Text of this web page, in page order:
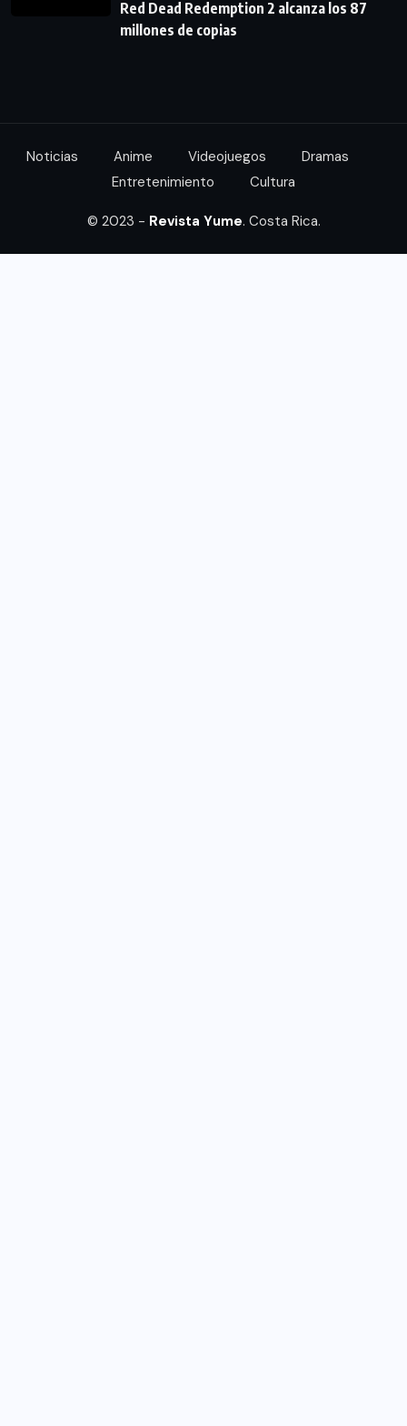
Red Dead Redemption 2 alcanza los 87
millones de copias
Noticias Anime Videojuegos
Dramas
Entretenimiento
Cultura
© 2023 - Revista Yume. Costa Rica.